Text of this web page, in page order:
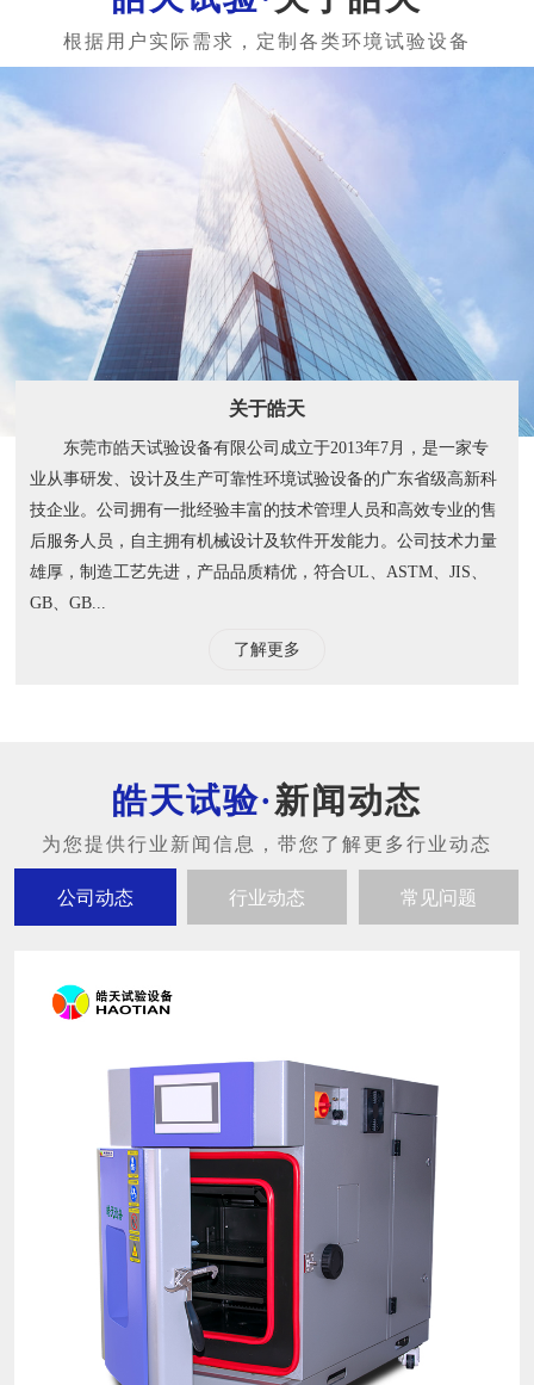
关于皓天
东莞市皓天试验设备有限公司成立于2013年7月，是一家专
业从事研发、设计及生产可靠性环境试验设备的广东省级高新科
技企业。公司拥有一批经验丰富的技术管理人员和高效专业的售
后服务人员，自主拥有机械设计及软件开发能力。公司技术力量
雄厚，制造工艺先进，产品品质精优，符合UL、ASTM、JIS、
GB、GB...
了解更多
新闻动态
公司动态 行业动态 常见问题